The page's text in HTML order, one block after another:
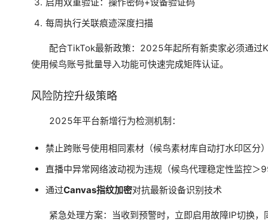
每周执行关联痕迹深度扫描
配合TikTok最新政策：2025年起所有新卖家必须通过
使用候鸟账号批量导入功能可快速完成矩阵认证。
风险防控升级策略
2025年平台新增行为检测机制：
禁止跨账号使用相同素材（候鸟素材库自动打水印区分
直播中异常网络波动视为违规（候鸟代理稳定性监控＞
通过Canvas指纹加密对抗最新设备识别技术
紧急处理方案：当收到预警时，立即启用故障IP切换，